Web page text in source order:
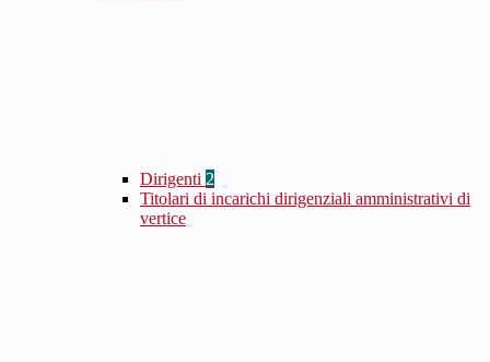
Dirigenti 2
Titolari di incarichi dirigenziali amministrativi di
vertice